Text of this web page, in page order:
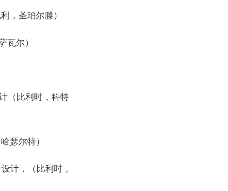
，圣珀尔滕）
瓦尔）
（比利时，科特
瑟尔特）
计，（比利时，